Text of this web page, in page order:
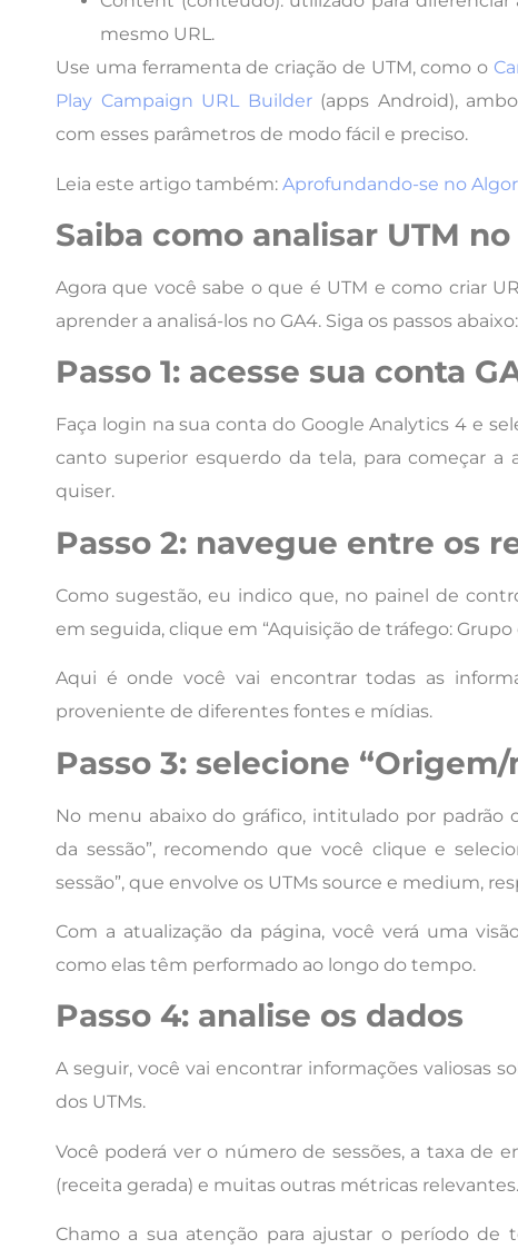
mesmo URL.
Use uma ferramenta de criação de UTM, como o
Play Campaign URL Builder(apps Android),
com esses parâmetros de modo fácil e preciso.
Leia este artigo também: Aprofundando-se no
Saiba como analisar UTM no
Agora que você sabe o que é UTM e como criar
aprender a analisá-los no GA4. Siga os passos abaixo:
Passo 1: acesse sua conta
Faça login na sua conta do Google Analytics 4 e
canto superior esquerdo da tela, para começar a
quiser.
Passo 2: navegue entre os
Como sugestão, eu indico que, no painel de
em seguida, clique em “Aquisição de tráfego: Grupo
Aqui é onde você vai encontrar todas as
proveniente de diferentes fontes e mídias.
Passo 3: selecione
No menu abaixo do gráfico, intitulado por padrão
da sessão”, recomendo que você clique e
sessão”, que envolve os UTMs source e medium,
Com a atualização da página, você verá uma
como elas têm performado ao longo do tempo.
Passo 4: analise os dados
A seguir, você vai encontrar informações valiosas
dos UTMs.
Você poderá ver o número de sessões, a taxa de
(receita gerada) e muitas outras métricas relevantes.
Chamo a sua atenção para ajustar o período de